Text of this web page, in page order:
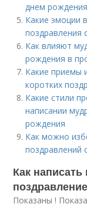
днем
Какие эмоции
поздравления
Как влияют
рождения в
Какие приемы
коротких
Какие стили
написании
рождения
Как можно
поздравлений
Как
Показаны !